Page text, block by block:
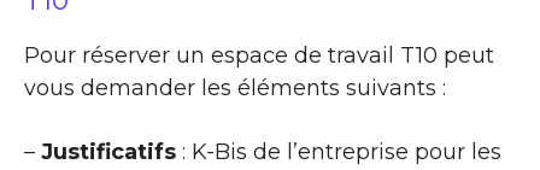
Pour réserver un espace de travail T10 peut
vous demander les éléments suivants :
– Justificatifs : K-Bis de l’entreprise pour les